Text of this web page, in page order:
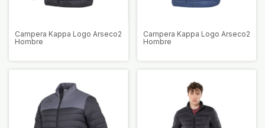
Campera Kappa Logo Arseco2
Hombre
Campera Kappa Logo Arseco2
Hombre